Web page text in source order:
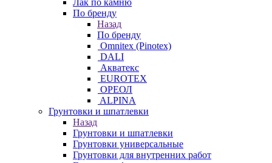
Лак по камню
По бренду
Назад
По бренду
Omnitex (Pinotex)
DALI
Акватекс
EUROTEX
ОРЕОЛ
ALPINA
Грунтовки и шпатлевки
Назад
Грунтовки и шпатлевки
Грунтовки универсальные
Грунтовки для внутренних работ